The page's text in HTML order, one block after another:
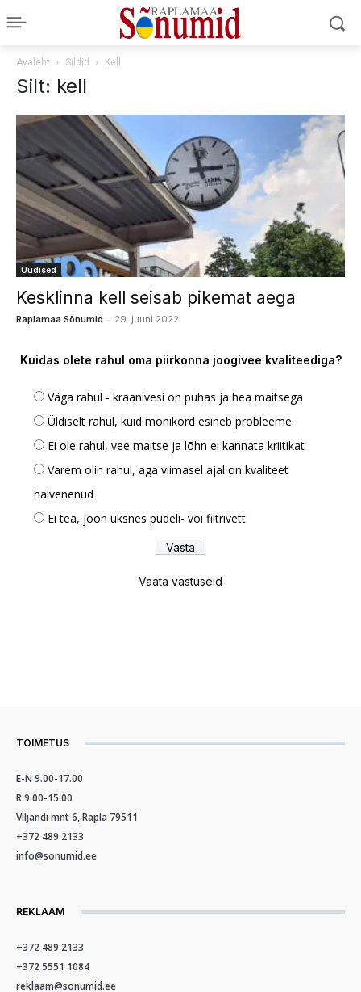
Avaleht Sildid Kell
Silt: kell
Uudised
Kesklinna kell seisab pikemat aega
Raplamaa Sõnumid - 29. juuni 2022
Kuidas olete rahul oma piirkonna joogivee kvaliteediga?
Väga rahul - kraanivesi on puhas ja hea maitsega
Üldiselt rahul, kuid mõnikord esineb probleeme
Ei ole rahul, vee maitse ja lõhn ei kannata kriitikat
Varem olin rahul, aga viimasel ajal on kvaliteet
halvenenud
Ei tea, joon üksnes pudeli- või filtrivett
Vaata vastuseid
TOIMETUS
E-N 9.00-17.00
R 9.00-15.00
Viljandi mnt 6, Rapla 79511
+372 489 2133
info@sonumid.ee
REKLAAM
+372 489 2133
+372 5551 1084
reklaam@sonumid.ee